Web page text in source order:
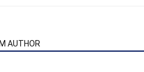
AUTHOR